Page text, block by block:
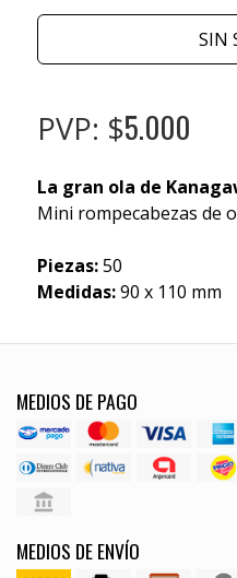
SIN
PVP: $5.000
La gran ola de
Mini rompecabezas de
Piezas:50
Medidas:90 x 110 mm
MEDIOS DE PAGO
MEDIOS DE ENVÍO